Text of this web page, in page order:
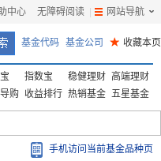
中心 无障碍阅读 网站导航
基金代码 基金公司 ★ 收藏本页
指数宝 稳健理财 高端理财
购 收益排行 热销基金 五星基金
手机访问当前基金品种页